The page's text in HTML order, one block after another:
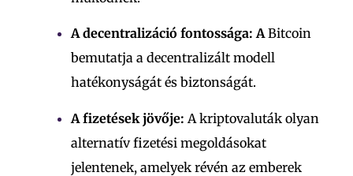
A decentralizáció fontossága: ABitcoin
bemutatja a decentralizált modell
hatékonyságát és biztonságát.
A fizetések jövője: A kriptovaluták olyan
alternatív fizetési megoldásokat
jelentenek, amelyek révén az emberek